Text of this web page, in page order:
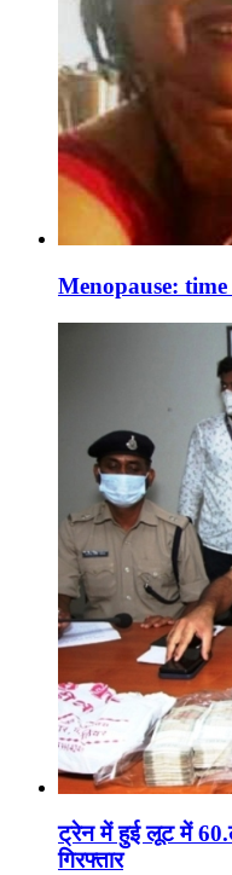
Menopause:
ट्रेन में हुई लूट में
गिरफ्तार